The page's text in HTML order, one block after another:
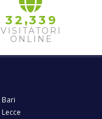
32 ,33 9
VISITATORI
ONLINE
Bari
Lecce